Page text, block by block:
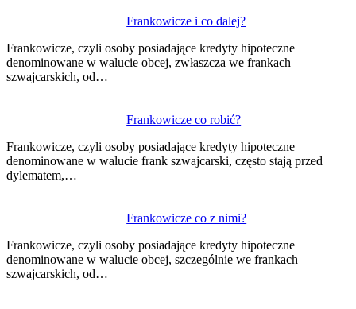
Frankowicze i co dalej?
Frankowicze, czyli osoby posiadające kredyty hipoteczne
denominowane w walucie obcej, zwłaszcza we frankach
szwajcarskich, od…
Frankowicze co robić?
Frankowicze, czyli osoby posiadające kredyty hipoteczne
denominowane w walucie frank szwajcarski, często stają przed
dylematem,…
Frankowicze co z nimi?
Frankowicze, czyli osoby posiadające kredyty hipoteczne
denominowane w walucie obcej, szczególnie we frankach
szwajcarskich, od…
wpisu